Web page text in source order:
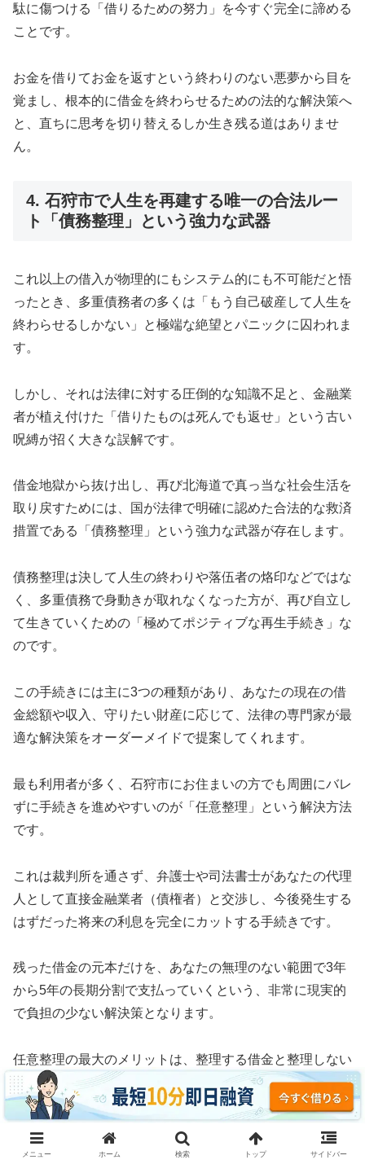
駄に傷つける「借りるための努力」を今すぐ完全に諦める
ことです。
お金を借りてお金を返すという終わりのない悪夢から目を
覚まし、根本的に借金を終わらせるための法的な解決策へ
と、直ちに思考を切り替えるしか生き残る道はありませ
ん。
4. 石狩市で人生を再建する唯一の合法ルー
ト「債務整理」という強力な武器
これ以上の借入が物理的にもシステム的にも不可能だと悟
ったとき、多重債務者の多くは「もう自己破産して人生を
終わらせるしかない」と極端な絶望とパニックに囚われま
す。
しかし、それは法律に対する圧倒的な知識不足と、金融業
者が植え付けた「借りたものは死んでも返せ」という古い
呪縛が招く大きな誤解です。
借金地獄から抜け出し、再び北海道で真っ当な社会生活を
取り戻すためには、国が法律で明確に認めた合法的な救済
措置である「債務整理」という強力な武器が存在します。
債務整理は決して人生の終わりや落伍者の烙印などではな
く、多重債務で身動きが取れなくなった方が、再び自立し
て生きていくための「極めてポジティブな再生手続き」な
のです。
この手続きには主に3つの種類があり、あなたの現在の借
金総額や収入、守りたい財産に応じて、法律の専門家が最
適な解決策をオーダーメイドで提案してくれます。
最も利用者が多く、石狩市にお住まいの方でも周囲にバレ
ずに手続きを進めやすいのが「任意整理」という解決方法
です。
これは裁判所を通さず、弁護士や司法書士があなたの代理
人として直接金融業者（債権者）と交渉し、今後発生する
はずだった将来の利息を完全にカットする手続きです。
残った借金の元本だけを、あなたの無理のない範囲で3年
から5年の長期分割で支払っていくという、非常に現実的
で負担の少ない解決策となります。
任意整理の最大のメリットは、整理する借金と整理しない
借金を自由に選べるという柔軟性にあります。
例えば、車のローンや住宅ローン、あるいは保証人に迷惑
がかかる奨学金などはそのまま支払い続け、消費者金融や
メニュー ホーム 検索 トップ サイドバー